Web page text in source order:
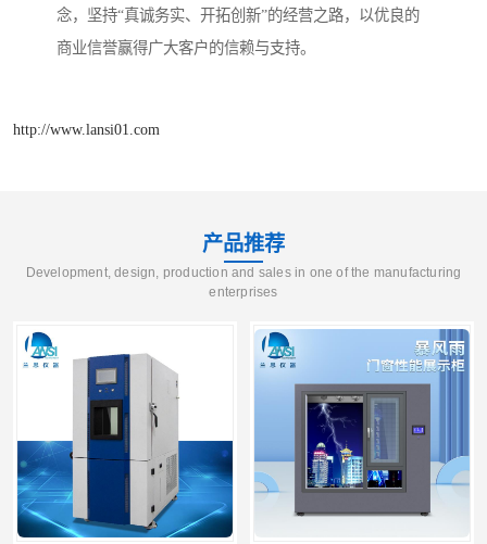
念，坚持“真诚务实、开拓创新”的经营之路，以优良的
商业信誉赢得广大客户的信赖与支持。
http://www.lansi01.com
产品推荐
Development, design, production and sales in one of the manufacturing
enterprises